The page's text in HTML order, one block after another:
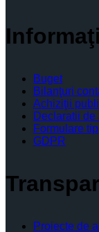
Buget
Bilanţuri
Achiziţii
Declaratii de
Formulare tip
GDPR
Proiecte de